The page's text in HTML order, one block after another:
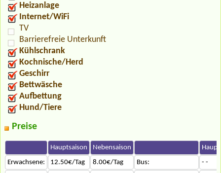
Heizanlage
Internet/WiFi
TV
Barrierefreie Unterkunft
Kühlschrank
Kochnische/Herd
Geschirr
Bettwäsche
Aufbettung
Hund/Tiere
Preise
Hauptsaison Nebensaison
Erwachsene:
12.50€/Tag 8.00€/Tag Bus: - -